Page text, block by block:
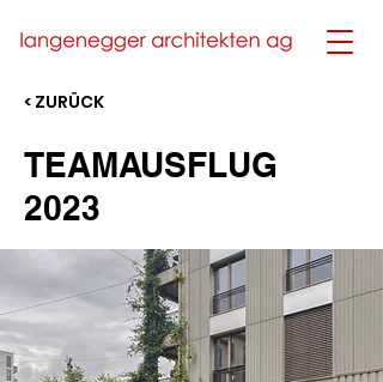
< ZURÜCK
TEAMAUSFLUG
2023